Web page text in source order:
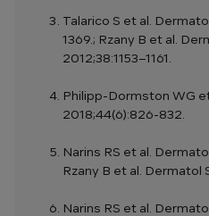
Talarico S et al.
1369.; Rzany B et al.
2012;38:1153–1161.
Philipp-Dormston WG
2018;44(6):826-832.
Narins RS et al.
Rzany B et al. Dermatol
Narins RS et al.